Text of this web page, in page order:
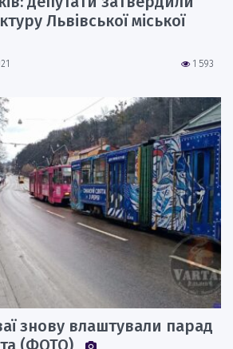
Львівської міської
1 593
знову влаштували парад